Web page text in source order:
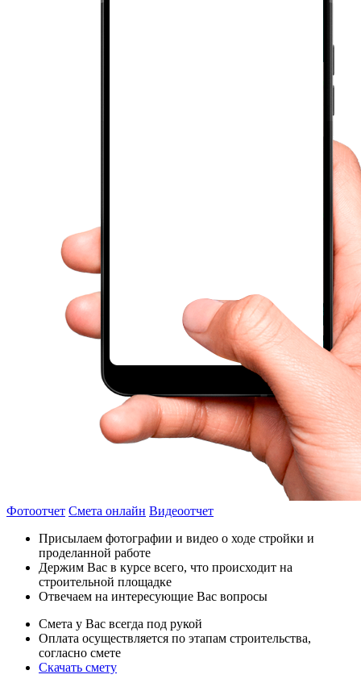
Фотоотчет Смета онлайн Видеоотчет
Присылаем фотографии и видео о ходе стройки и
проделанной работе
Держим Вас в курсе всего, что происходит на
строительной площадке
Отвечаем на интересующие Вас вопросы
Смета у Вас всегда под рукой
Оплата осуществляется по этапам строительства,
согласно смете
Скачать смету